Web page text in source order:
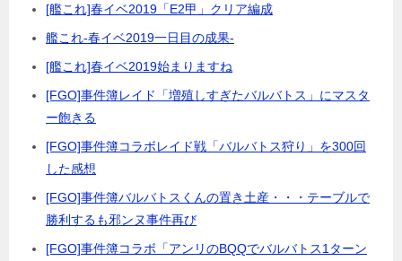
[艦これ]春イベ2019「E2甲」クリア編成
艦これ-春イベ2019一日目の成果-
[艦これ]春イベ2019始まりますね
[FGO]事件簿レイド「増殖しすぎたバルバトス」にマスタ
ー飽きる
[FGO]事件簿コラボレイド戦「バルバトス狩り」を300回
した感想
[FGO]事件簿バルバトスくんの置き土産・・・テーブルで
勝利するも邪ンヌ事件再び
[FGO]事件簿コラボ「アンリのBQQでバルバトス1ターン